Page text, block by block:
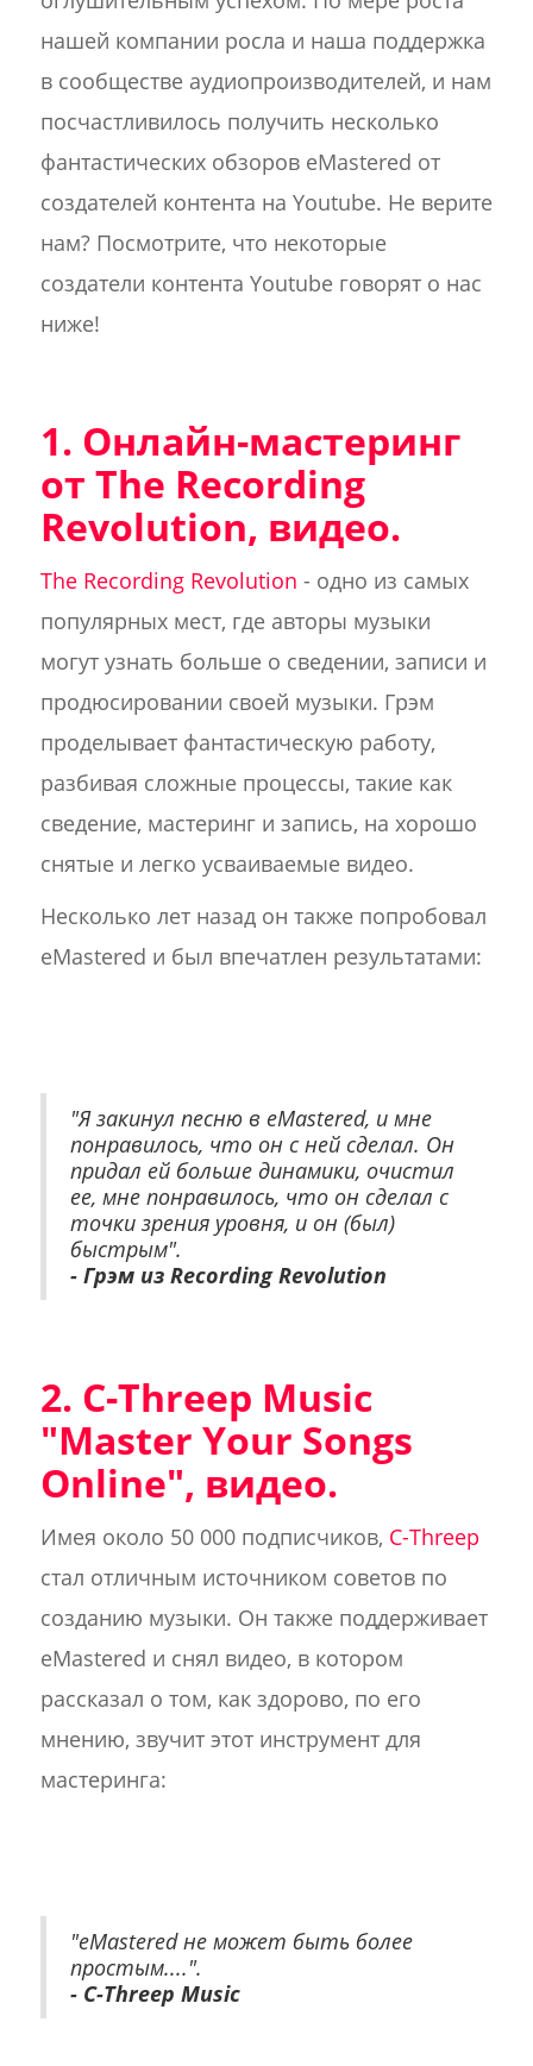
нашей компании росла и наша поддержка
в сообществе аудиопроизводителей, и нам
посчастливилось получить несколько
фантастических обзоров eMastered от
создателей контента на Youtube. Не верите
нам? Посмотрите, что некоторые
создатели контента Youtube говорят о нас
ниже!
1. Онлайн-мастеринг
от The Recording
Revolution, видео.
The Recording Revolution - одно из самых
популярных мест, где авторы музыки
могут узнать больше о сведении, записи и
продюсировании своей музыки. Грэм
проделывает фантастическую работу,
разбивая сложные процессы, такие как
сведение, мастеринг и запись, на хорошо
снятые и легко усваиваемые видео.
Несколько лет назад он также попробовал
eMastered и был впечатлен результатами:
"Я закинул песню в eMastered, и мне
понравилось, что он с ней сделал. Он
придал ей больше динамики, очистил
ее, мне понравилось, что он сделал с
точки зрения уровня, и он (был)
быстрым".
- Грэм из Recording Revolution
2. C-Threep Music
"Master Your Songs
Online", видео.
Имея около 50 000 подписчиков, C-Threep
стал отличным источником советов по
созданию музыки. Он также поддерживает
eMastered и снял видео, в котором
рассказал о том, как здорово, по его
мнению, звучит этот инструмент для
мастеринга:
"eMastered не может быть более
простым....".
- C-Threep Music